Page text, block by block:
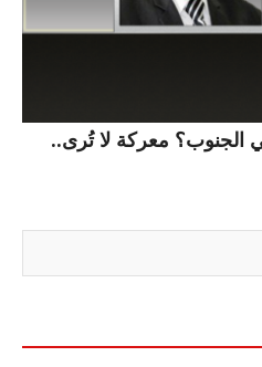
معركة لا تُرى..